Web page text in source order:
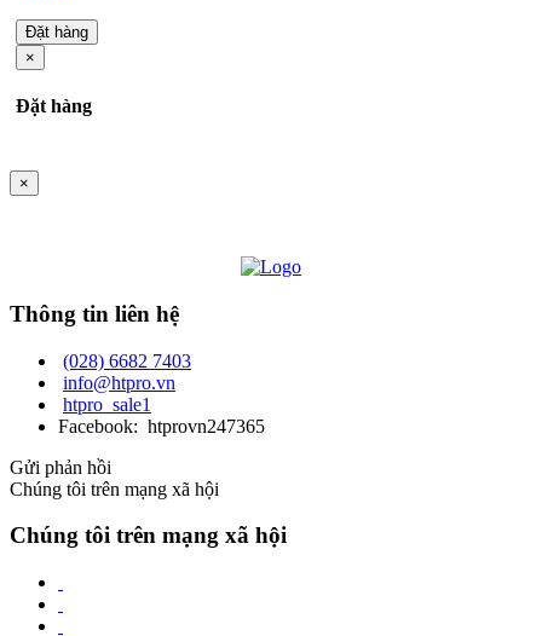
Đặt hàng
×
Đặt hàng
×
Thông tin liên hệ
(028) 6682 7403
info@htpro.vn
htpro_sale1
Facebook: htprovn247365
Gửi phản hồi
Chúng tôi trên mạng xã hội
Chúng tôi trên mạng xã hội